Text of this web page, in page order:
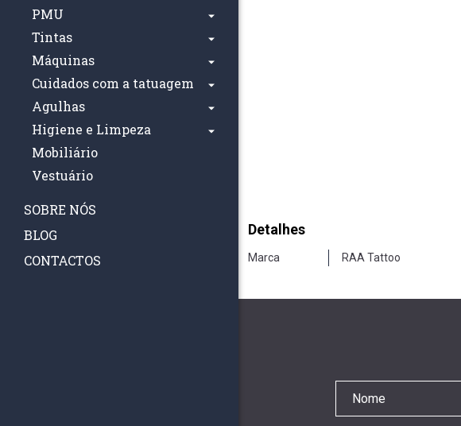
PMU
Tintas
Máquinas
Cuidados com a tatuagem
Agulhas
Higiene e Limpeza
Mobiliário
Vestuário
SOBRE NÓS
BLOG
CONTACTOS
Detalhes
Marca RAA Tattoo